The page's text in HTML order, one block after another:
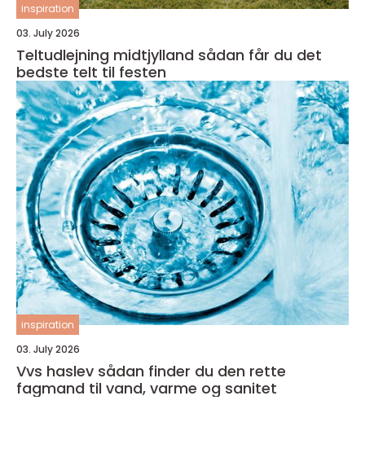
inspiration
03. July 2026
Teltudlejning midtjylland sådan får du det
bedste telt til festen
inspiration
03. July 2026
Vvs haslev sådan finder du den rette
fagmand til vand, varme og sanitet